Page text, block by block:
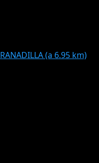
(a 6.95 km)